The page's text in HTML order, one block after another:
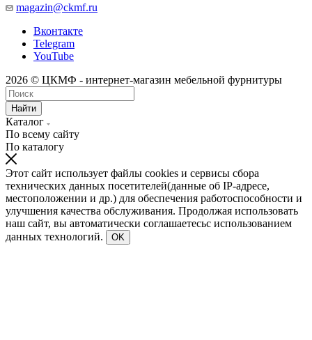
magazin@ckmf.ru
Вконтакте
Telegram
YouTube
2026 © ЦКМФ - интернет-магазин мебельной фурнитуры
Найти
Каталог
По всему сайту
По каталогу
Этот сайт использует файлы cookies и сервисы сбора
технических данных посетителей(данные об IP-адресе,
местоположении и др.) для обеспечения работоспособности и
улучшения качества обслуживания. Продолжая использовать
наш сайт, вы автоматически соглашаетесьс использованием
данных технологий.
OK